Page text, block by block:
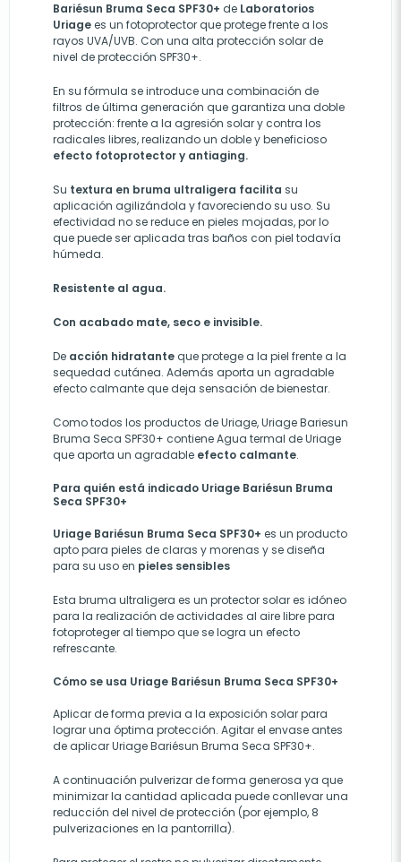
Bariésun Bruma Seca SPF30+ de Laboratorios
Uriagees un fotoprotector que protege frente a los
rayos UVA/UVB. Con una alta protección solar de
nivel de protección SPF30+.
En su fórmula se introduce una combinación de
filtros de última generación que garantiza una doble
protección: frente a la agresión solar y contra los
radicales libres, realizando un doble y beneficioso
efecto fotoprotector y antiaging.
Su textura en bruma ultraligera facilita su
aplicación agilizándola y favoreciendo su uso. Su
efectividad no se reduce en pieles mojadas, por lo
que puede ser aplicada tras baños con piel todavía
húmeda.
Resistente al agua.
Con acabado mate, seco e invisible.
De acción hidratante que protege a la piel frente a la
sequedad cutánea. Además aporta un agradable
efecto calmante que deja sensación de bienestar.
Como todos los productos de Uriage, Uriage Bariesun
Bruma Seca SPF30+ contiene Agua termal de Uriage
que aporta un agradable efecto calmante.
Para quién está indicado Uriage Bariésun Bruma
Seca SPF30+
Uriage Bariésun Bruma Seca SPF30+ es un producto
apto para pieles de claras y morenas y se diseña
para su uso en pieles sensibles
Esta bruma ultraligera es un protector solar es idóneo
para la realización de actividades al aire libre para
fotoproteger al tiempo que se logra un efecto
refrescante.
Cómo se usa Uriage Bariésun Bruma Seca SPF30+
Aplicar de forma previa a la exposición solar para
lograr una óptima protección. Agitar el envase antes
de aplicar Uriage Bariésun Bruma Seca SPF30+.
A continuación pulverizar de forma generosa ya que
minimizar la cantidad aplicada puede conllevar una
reducción del nivel de protección (por ejemplo, 8
pulverizaciones en la pantorrilla).